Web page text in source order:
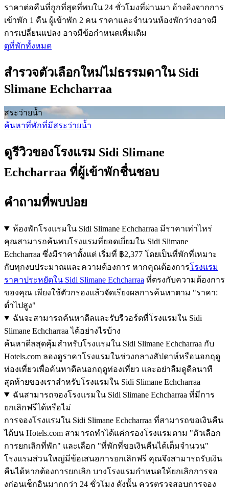
ราคาต่อคืนที่ถูกที่สุดที่พบใน 24 ชั่วโมงที่ผ่านมา อ้างอิงจากการ
เข้าพัก 1 คืน ผู้เข้าพัก 2 คน ราคาและจำนวนห้องพักว่างอาจมี
การเปลี่ยนแปลง อาจมีข้อกำหนดเพิ่มเติม
ดูที่พักทั้งหมด
สำรวจตัวเลือกใหม่ไม่ธรรมดาใน Sidi
Slimane Echcharraa
สระว่ายน้ำ
ค้นหาที่พักที่มีสระว่ายน้ำ
ดูรีวิวของโรงแรม Sidi Slimane
Echcharraa ที่ผู้เข้าพักชื่นชอบ
คำถามที่พบบ่อย
ห้องพักโรงแรมใน Sidi Slimane Echcharraa มีราคาเท่าไหร่
คุณสามารถค้นพบโรงแรมที่ยอดเยี่ยมใน Sidi Slimane
Echcharraa ซึ่งมีราคาตั้งแต่ เริ่มที่ ฿2,377 โดยเป็นที่พักที่เหมาะ
กับทุกงบประมาณและความต้องการ หากคุณต้องการโรงแรม
ราคาประหยัดใน Sidi Slimane Echcharraa ที่ตรงกับความต้องการ
ของคุณ เพียงใช้ตัวกรองแล้วจัดเรียงผลการค้นหาตาม "ราคา:
ต่ำไปสูง"
ฉันจะสามารถค้นหาดีลและรับรีวอร์ดที่โรงแรมใน Sidi
Slimane Echcharraa ได้อย่างไรบ้าง
ค้นหาดีลสุดคุ้มสำหรับโรงแรมใน Sidi Slimane Echcharraa กับ
Hotels.com ลองดูราคาโรงแรมในช่วงกลางสัปดาห์หรือนอกฤดู
ท่องเที่ยวเพื่อค้นหาดีลนอกฤดูท่องเที่ยว และอย่าลืมดูดีลนาที
สุดท้ายของเราสำหรับโรงแรมใน Sidi Slimane Echcharraa
ฉันสามารถจองโรงแรมใน Sidi Slimane Echcharraa ที่มีการ
ยกเลิกฟรีได้หรือไม่
การจองโรงแรมใน Sidi Slimane Echcharraa ที่สามารถขอเงินคืน
ได้บน Hotels.com สามารถทำได้แค่กรองโรงแรมตาม "ตัวเลือก
การยกเลิกที่พัก" และเลือก "ที่พักที่ขอเงินคืนได้เต็มจำนวน"
โรงแรมส่วนใหญ่มีข้อเสนอการยกเลิกฟรี คุณจึงสามารถรับเงิน
คืนได้หากต้องการยกเลิก บางโรงแรมกำหนดให้ยกเลิกการจอ
งก่อนเช็กอินมากกว่า 24 ชั่วโมง ดังนั้น ควรตรวจสอบการจอง